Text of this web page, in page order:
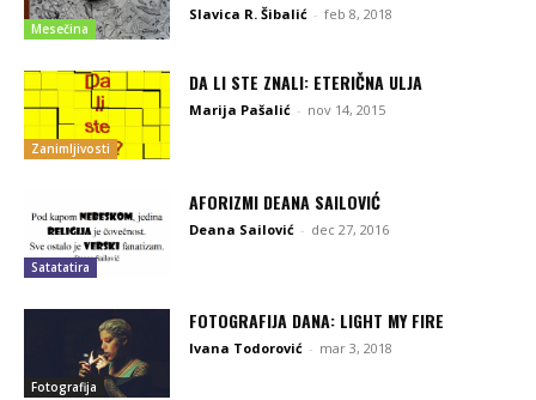
Mesečina
Slavica R. Šibalić - feb 8, 2018
Zanimljivosti
DA LI STE ZNALI: ETERIČNA ULJA
Marija Pašalić - nov 14, 2015
Satatatira
AFORIZMI DEANA SAILOVIĆ
Deana Sailović - dec 27, 2016
Fotografija
FOTOGRAFIJA DANA: LIGHT MY FIRE
Ivana Todorović - mar 3, 2018